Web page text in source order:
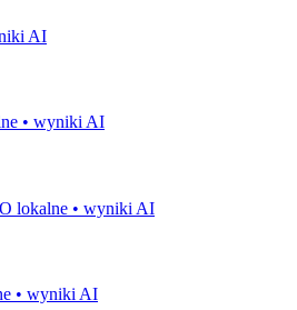
AI
• wyniki AI
lokalne • wyniki AI
• wyniki AI